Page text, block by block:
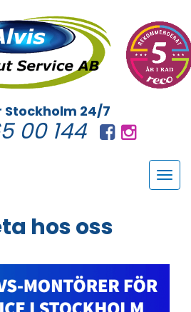
Stockholm 24/7
00 144
Toggle
hos oss